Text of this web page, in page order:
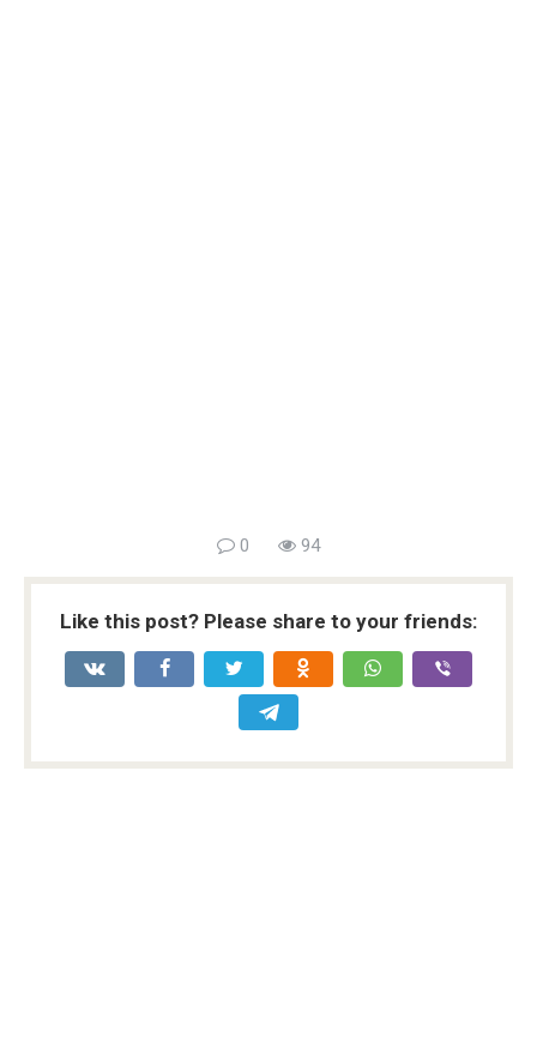
0 94
Like this post? Please share to your friends: